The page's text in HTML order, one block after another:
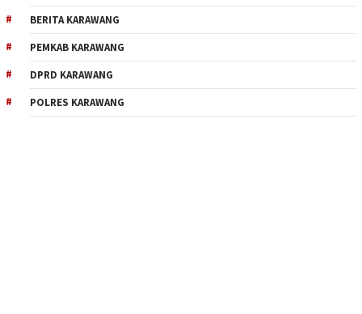
BERITA KARAWANG
PEMKAB KARAWANG
DPRD KARAWANG
POLRES KARAWANG